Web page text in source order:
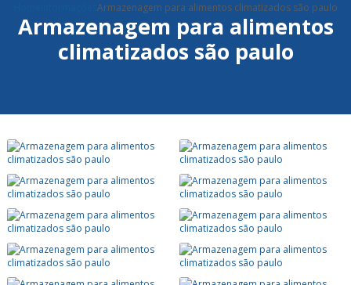
Armazenagem para alimentos climatizados são paulo
Armazenagem para alimentos
climatizados são paulo